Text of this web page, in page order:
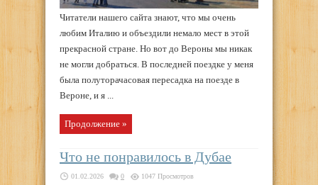
Читатели нашего сайта знают, что мы очень
любим Италию и объездили немало мест в этой
прекрасной стране. Но вот до Вероны мы никак
не могли добраться. В последней поездке у меня
была полуторачасовая пересадка на поезде в
Вероне, и я ...
Продолжение »
Что не понравилось в Дубае
01.02.2026 0 1047 Просмотров